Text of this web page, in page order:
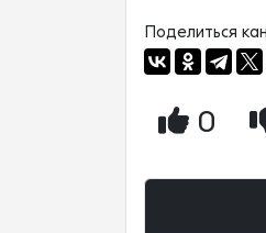
Поделиться
0